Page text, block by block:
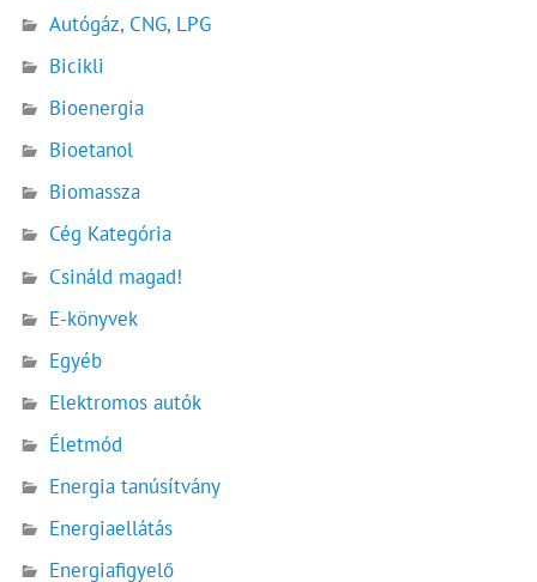
Autógáz, CNG, LPG
Bicikli
Bioenergia
Bioetanol
Biomassza
Cég Kategória
Csináld magad!
E-könyvek
Egyéb
Elektromos autók
Életmód
Energia tanúsítvány
Energiaellátás
Energiafigyelő